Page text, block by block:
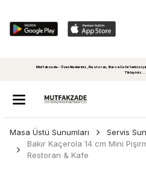
Mutfakzade - Özel Alanlariniz, Restoran, Bar ve Cafe'leriniz
Tiklayiniz...
Masa Üstü Sunumları
Servis
Bakır Kaçerola 14 cm Mini
Restoran & Kafe